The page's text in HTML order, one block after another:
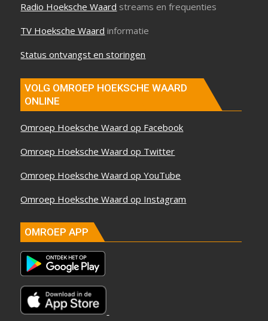
Radio Hoeksche Waard streams en frequenties
TV Hoeksche Waard informatie
Status ontvangst en storingen
VOLG OMROEP HOEKSCHE WAARD
ONLINE
Omroep Hoeksche Waard op Facebook
Omroep Hoeksche Waard op Twitter
Omroep Hoeksche Waard op YouTube
Omroep Hoeksche Waard op Instagram
OMROEP APP